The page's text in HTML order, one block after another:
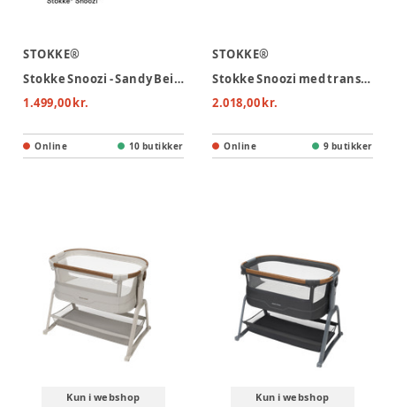
STOKKE®
Stokke Snoozi - Sandy Beige
1.499,00 kr.
Online 10 butikker
STOKKE®
Stokke Snoozi med transport taske - Sandy Beige
2.018,00 kr.
Online 9 butikker
Kun i webshop Kun i webshop